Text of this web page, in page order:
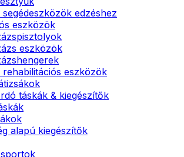
segédeszközök edzéshez
eszközök
eszközök
rehabilitációs eszközök
táskák & kiegészítők
alapú kiegészítők